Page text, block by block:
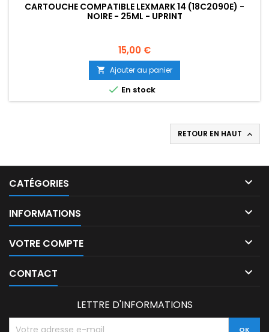
CARTOUCHE COMPATIBLE LEXMARK 14 (18C2090E) -
NOIRE - 25ML - UPRINT
Prix
15,00 €
 Ajouter au panier
 En stock
RETOUR EN HAUT 
CATÉGORIES 
INFORMATIONS 
VOTRE COMPTE 
CONTACT 
LETTRE D'INFORMATIONS